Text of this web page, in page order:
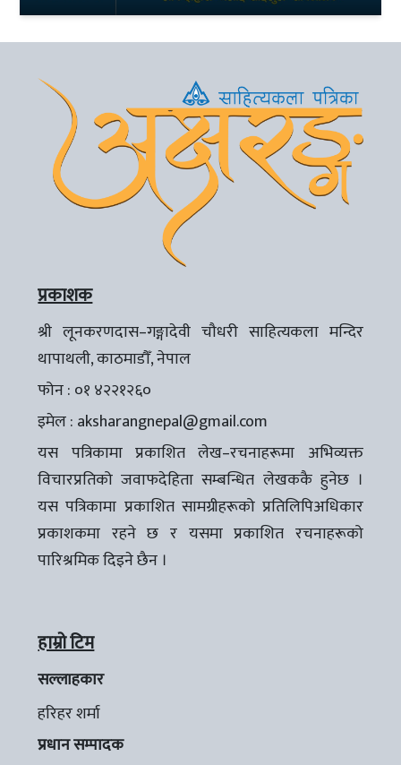
प्रकाशक
श्री लूनकरणदास–गङ्गादेवी चौधरी साहित्यकला मन्दिर
थापाथली, काठमाडौँ, नेपाल
फोन : ०१ ४२२१२६०
इमेल : aksharangnepal@gmail.com
यस पत्रिकामा प्रकाशित लेख–रचनाहरूमा अभिव्यक्त
विचारप्रतिको जवाफदेहिता सम्बन्धित लेखककै हुनेछ ।
यस पत्रिकामा प्रकाशित सामग्रीहरूको प्रतिलिपिअधिकार
प्रकाशकमा रहने छ र यसमा प्रकाशित रचनाहरूको
पारिश्रमिक दिइने छैन ।
हाम्रो टिम
सल्लाहकार
हरिहर शर्मा
प्रधान सम्पादक